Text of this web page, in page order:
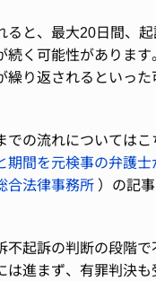
ると、最大20日間、
続く可能性がありま
繰り返されるといっ
での流れについては
期間を元検事の弁護
合法律事務所 ）の記
不起訴の判断の段階
は進まず、有罪判決